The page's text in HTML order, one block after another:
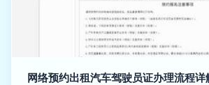
网络预约出租汽车驾驶员证办理流程